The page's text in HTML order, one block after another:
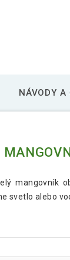
NÁVODY A
mangovník
svetlo alebo